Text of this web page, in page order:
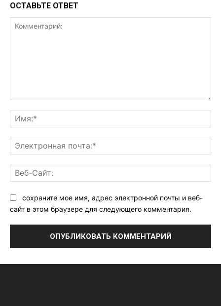
ОСТАВЬТЕ ОТВЕТ
сохраните мое имя, адрес электронной почты и веб-
сайт в этом браузере для следующего комментария.